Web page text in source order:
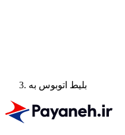
بلیط اتوبوس به